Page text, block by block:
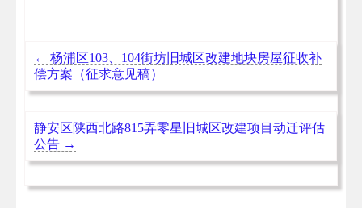
← 杨浦区103、104街坊旧城区改建地块房屋征收补
偿方案（征求意见稿）
静安区陕西北路815弄零星旧城区改建项目动迁评估
公告 →